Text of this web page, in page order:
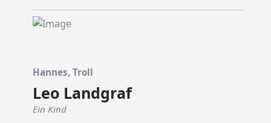
Hannes, Troll
Leo Landgraf
Ein Kind